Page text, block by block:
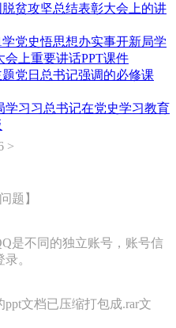
脱贫攻坚总结表彰大会上的讲
学党史悟思想办实事开新局学
上重要讲话PPT课件
题党日总书记强调的必修课
习习总书记在党史学习教育
>
题】
是不同的独立账号，账号信
。
ppt文档已压缩打包成.rar文